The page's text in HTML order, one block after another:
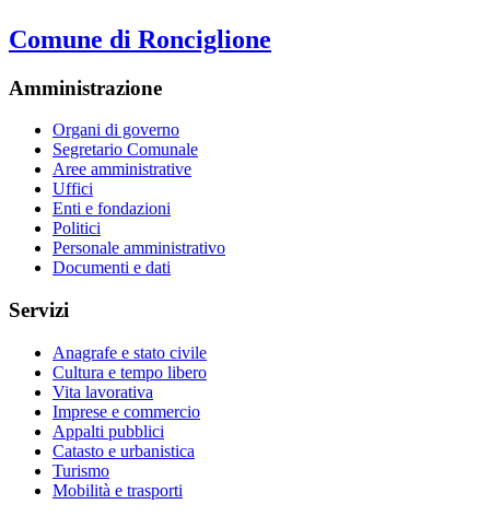
Comune di Ronciglione
Amministrazione
Organi di governo
Segretario Comunale
Aree amministrative
Uffici
Enti e fondazioni
Politici
Personale amministrativo
Documenti e dati
Servizi
Anagrafe e stato civile
Cultura e tempo libero
Vita lavorativa
Imprese e commercio
Appalti pubblici
Catasto e urbanistica
Turismo
Mobilità e trasporti